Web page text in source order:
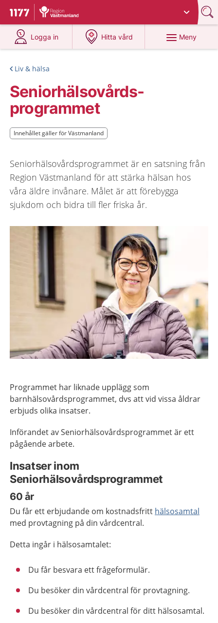
Till startsidan för 1177
Du har valt region
Logga in
på 1177.se
Hitta vård
på 1177.se
Meny
Liv & hälsa
Seniorhälsovårds-
programmet
Innehållet gäller för Västmanland
Innehållet gäller för Västmanland
Seniorhälsovårdsprogrammet är en satsning från
Region Västmanland för att stärka hälsan hos
våra äldre invånare. Målet är att förebygga
sjukdom och bidra till fler friska år.
Programmet har liknade upplägg som
barnhälsovårdsprogrammet, dvs att vid vissa åldrar
erbjuds olika insatser.
Införandet av Seniorhälsovårdsprogrammet är ett
pågående arbete.
Insatser inom
Seniorhälsovårdsprogrammet
60 år
Du får ett erbjudande om kostnadsfritt hälsosamtal
med provtagning på din vårdcentral.
Detta ingår i hälsosamtalet:
Du får besvara ett frågeformulär.
Du besöker din vårdcentral för provtagning.
Du besöker din vårdcentral för ditt hälsosamtal.